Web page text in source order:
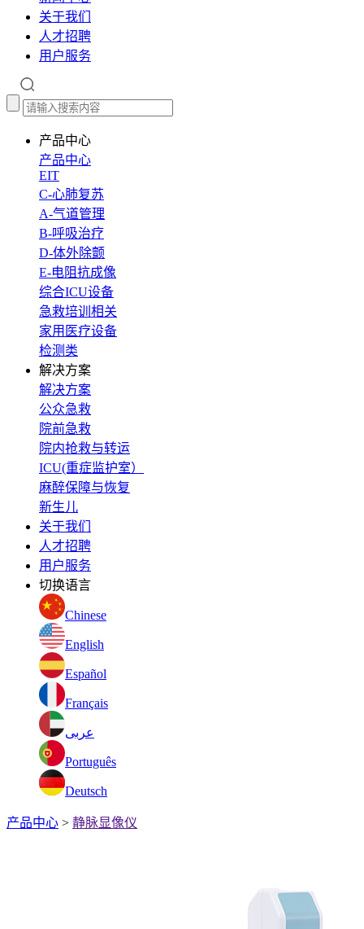
关于我们
人才招聘
用户服务
产品中心
产品中心
EIT
C-心肺复苏
A-气道管理
B-呼吸治疗
D-体外除颤
E-电阻抗成像
综合ICU设备
急救培训相关
家用医疗设备
检测类
解决方案
解决方案
公众急救
院前急救
院内抢救与转运
ICU(重症监护室）
麻醉保障与恢复
新生儿
关于我们
人才招聘
用户服务
切换语言
Chinese
English
Español
Français
عربى
Português
Deutsch
产品中心 > 静脉显像仪